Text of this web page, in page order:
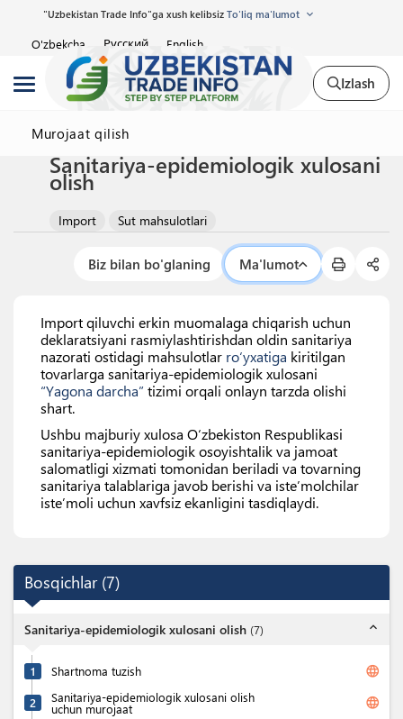
"Uzbekistan Trade Info"ga xush kelibsiz To'liq ma'lumot
O'zbekcha Русский English
Izlash
Murojaat qilish
Sanitariya-epidemiologik xulosani
olish
Import Sut mahsulotlari
Biz bilan bo'glaning Ma'lumot
Import qiluvchi erkin muomalaga chiqarish uchun
deklaratsiyani rasmiylashtirishdan oldin sanitariya
nazorati ostidagi mahsulotlar ro‘yxatiga kiritilgan
tovarlarga sanitariya-epidemiologik xulosani
“Yagona darcha” tizimi orqali onlayn tarzda olishi
shart.
Ushbu majburiy xulosa Oʻzbekiston Respublikasi
sanitariya-epidemiologik osoyishtalik va jamoat
salomatligi xizmati tomonidan beriladi va tovarning
sanitariya talablariga javob berishi va isteʼmolchilar
isteʼmoli uchun xavfsiz ekanligini tasdiqlaydi.
Bosqichlar (7)
Sanitariya-epidemiologik xulosani olish (7) expand_less
1 Shartnoma tuzish language
2 Sanitariya-epidemiologik xulosani olish
uchun murojaat language